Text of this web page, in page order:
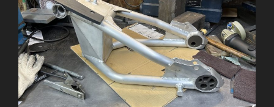
ッ
ド
の
分
解
点
検”